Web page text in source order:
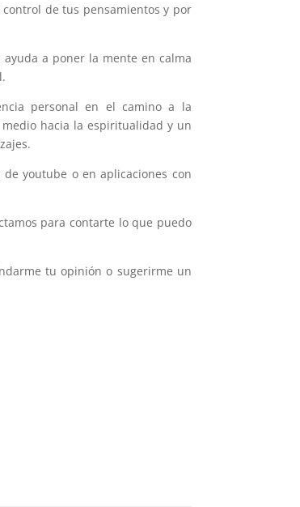
de tus pensamientos y por
a poner la mente en calma
personal en el camino a la
hacia la espiritualidad y un
youtube o en aplicaciones con
para contarte lo que puedo
tu opinión o sugerirme un